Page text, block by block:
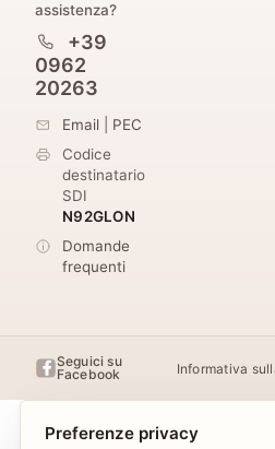
assistenza?
+39
0962
20263
Email
PEC
Codice
destinatario
SDI
N92GLON
Domande
frequenti
Seguici su
Facebook
Informativa
Preferenze privacy